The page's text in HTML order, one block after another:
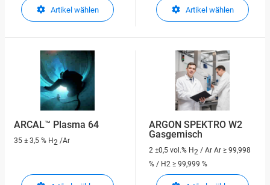
Artikel wählen Artikel wählen
ARCAL™ Plasma 64
35 ± 3,5 % H2 /Ar
ARGON SPEKTRO W2
Gasgemisch
2 ±0,5 vol.% H2 / Ar Ar ≥ 99,998
% / H2 ≥ 99,999 %